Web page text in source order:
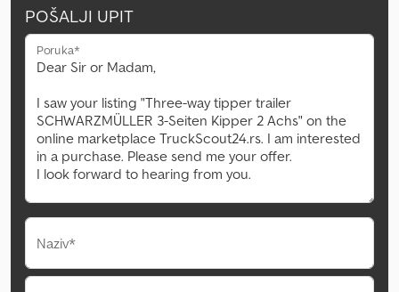
POŠALJI UPIT
Poruka*
Naziv*